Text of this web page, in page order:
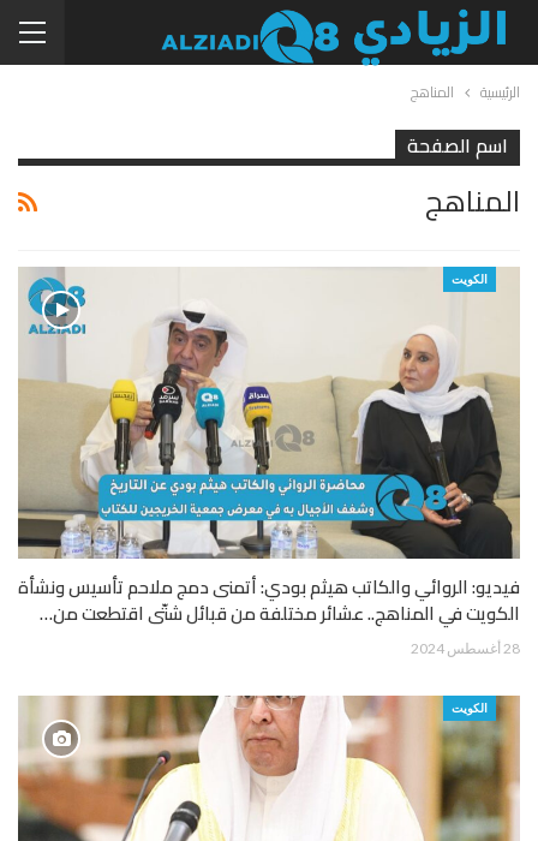
الرئيسية المناهج
اسم الصفحة
المناهج
الكويت
فيديو: الروائي والكاتب هيثم بودي: أتمنى دمج ملاحم تأسيس ونشأة
الكويت في المناهج.. عشائر مختلفة من قبائل شتّى اقتطعت من…
28 أغسطس 2024
الكويت